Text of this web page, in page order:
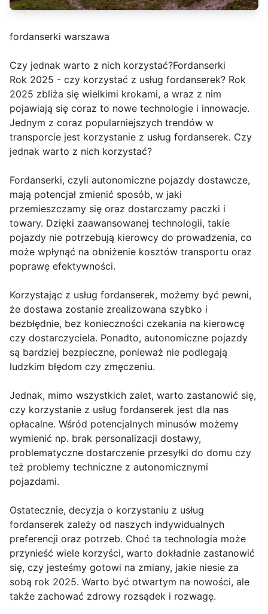
fordanserki warszawa
Czy jednak warto z nich korzystać?Fordanserki
Rok 2025 - czy korzystać z usług fordanserek? Rok
2025 zbliża się wielkimi krokami, a wraz z nim
pojawiają się coraz to nowe technologie i innowacje.
Jednym z coraz popularniejszych trendów w
transporcie jest korzystanie z usług fordanserek. Czy
jednak warto z nich korzystać?
Fordanserki, czyli autonomiczne pojazdy dostawcze,
mają potencjał zmienić sposób, w jaki
przemieszczamy się oraz dostarczamy paczki i
towary. Dzięki zaawansowanej technologii, takie
pojazdy nie potrzebują kierowcy do prowadzenia, co
może wpłynąć na obniżenie kosztów transportu oraz
poprawę efektywności.
Korzystając z usług fordanserek, możemy być pewni,
że dostawa zostanie zrealizowana szybko i
bezbłędnie, bez konieczności czekania na kierowcę
czy dostarczyciela. Ponadto, autonomiczne pojazdy
są bardziej bezpieczne, ponieważ nie podlegają
ludzkim błędom czy zmęczeniu.
Jednak, mimo wszystkich zalet, warto zastanowić się,
czy korzystanie z usług fordanserek jest dla nas
opłacalne. Wśród potencjalnych minusów możemy
wymienić np. brak personalizacji dostawy,
problematyczne dostarczenie przesyłki do domu czy
też problemy techniczne z autonomicznymi
pojazdami.
Ostatecznie, decyzja o korzystaniu z usług
fordanserek zależy od naszych indywidualnych
preferencji oraz potrzeb. Choć ta technologia może
przynieść wiele korzyści, warto dokładnie zastanowić
się, czy jesteśmy gotowi na zmiany, jakie niesie za
sobą rok 2025. Warto być otwartym na nowości, ale
także zachować zdrowy rozsądek i rozwagę.